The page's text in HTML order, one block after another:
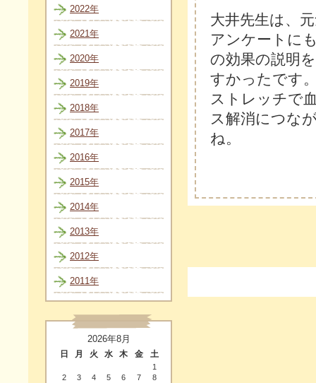
大井先生は、
アンケートに
の効果の説明
すかったです
ストレッチで
ス解消につな
ね。 （
2022年
2021年
2020年
2019年
2018年
2017年
2016年
2015年
2014年
2013年
2012年
2011年
2026年8月
日 月 火 水 木 金 土
1
2
3 4 5 6 7
8